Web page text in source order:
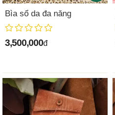
Bìa sổ da đa năng
3,500,000đ